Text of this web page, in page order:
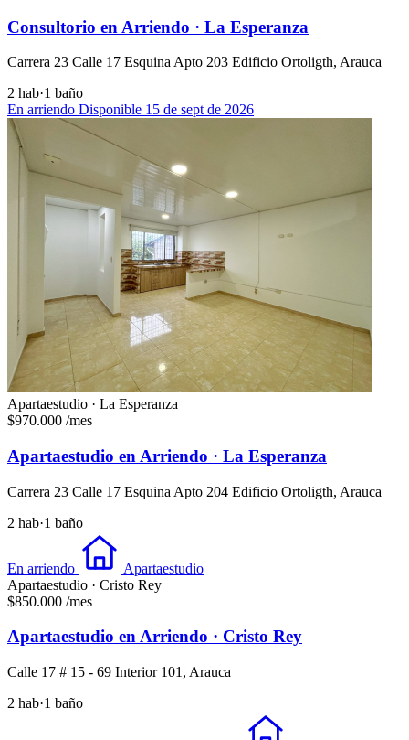
Consultorio en Arriendo · La Esperanza
Carrera 23 Calle 17 Esquina Apto 203 Edificio Ortoligth, Arauca
2 hab·1 baño
En arriendo Disponible 15 de sept de 2026
Apartaestudio · La Esperanza
$970.000 /mes
Apartaestudio en Arriendo · La Esperanza
Carrera 23 Calle 17 Esquina Apto 204 Edificio Ortoligth, Arauca
2 hab·1 baño
En arriendo
Apartaestudio
Apartaestudio · Cristo Rey
$850.000 /mes
Apartaestudio en Arriendo · Cristo Rey
Calle 17 # 15 - 69 Interior 101, Arauca
2 hab·1 baño